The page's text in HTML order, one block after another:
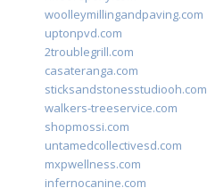
woolleymillingandpaving.com
uptonpvd.com
2troublegrill.com
casateranga.com
sticksandstonesstudiooh.com
walkers-treeservice.com
shopmossi.com
untamedcollectivesd.com
mxpwellness.com
infernocanine.com